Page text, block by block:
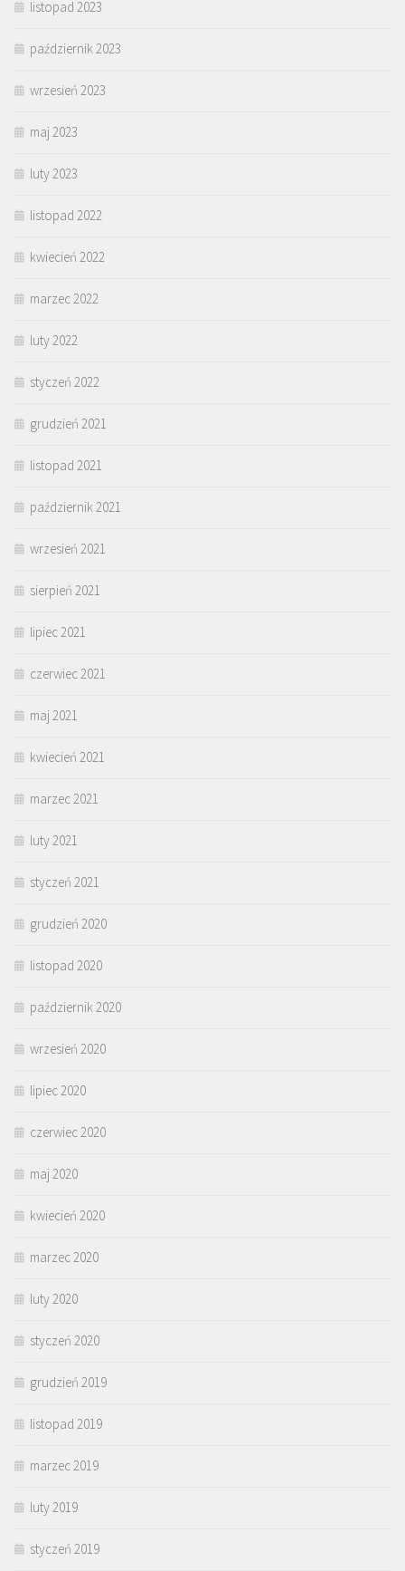
listopad 2023
październik 2023
wrzesień 2023
maj 2023
luty 2023
listopad 2022
kwiecień 2022
marzec 2022
luty 2022
styczeń 2022
grudzień 2021
listopad 2021
październik 2021
wrzesień 2021
sierpień 2021
lipiec 2021
czerwiec 2021
maj 2021
kwiecień 2021
marzec 2021
luty 2021
styczeń 2021
grudzień 2020
listopad 2020
październik 2020
wrzesień 2020
lipiec 2020
czerwiec 2020
maj 2020
kwiecień 2020
marzec 2020
luty 2020
styczeń 2020
grudzień 2019
listopad 2019
marzec 2019
luty 2019
styczeń 2019